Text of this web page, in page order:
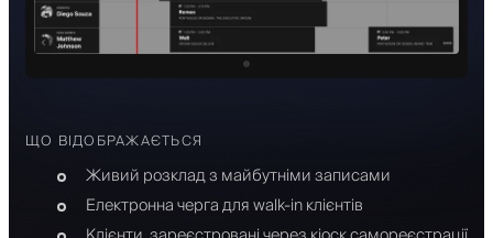
ЩО ВІДОБРАЖАЄТЬСЯ
Живий розклад з майбутніми записами
Електронна черга для walk-in клієнтів